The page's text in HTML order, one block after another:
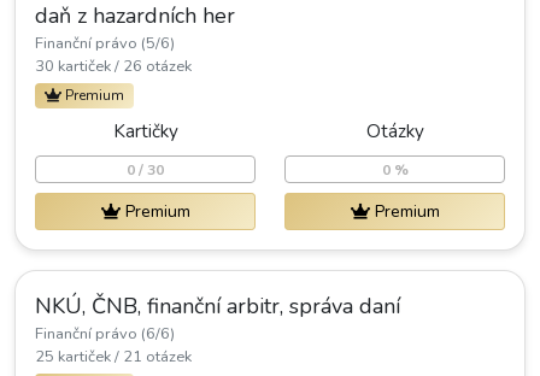
daň z hazardních her
Finanční právo (5/6)
30 kartiček / 26 otázek
Premium
Kartičky
0 / 30
Premium
Otázky
0 %
Premium
NKÚ, ČNB, finanční arbitr, správa daní
Finanční právo (6/6)
25 kartiček / 21 otázek